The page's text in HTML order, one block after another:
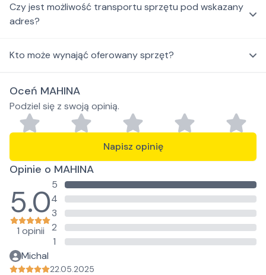
Czy jest możliwość transportu sprzętu pod wskazany
adres?
Kto może wynająć oferowany sprzęt?
Oceń MAHINA
Podziel się z swoją opinią.
Napisz opinię
Opinie o MAHINA
5.0
1 opinii
5
4
3
2
1
Michal
22.05.2025